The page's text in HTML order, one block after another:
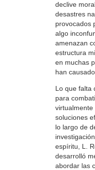
declive
desastres
provocados
algo
amenazan
estructura
en muchas
han
Lo que falta
para
virtualmente
soluciones
lo largo de
espíritu, L.
desarrolló
abordar las